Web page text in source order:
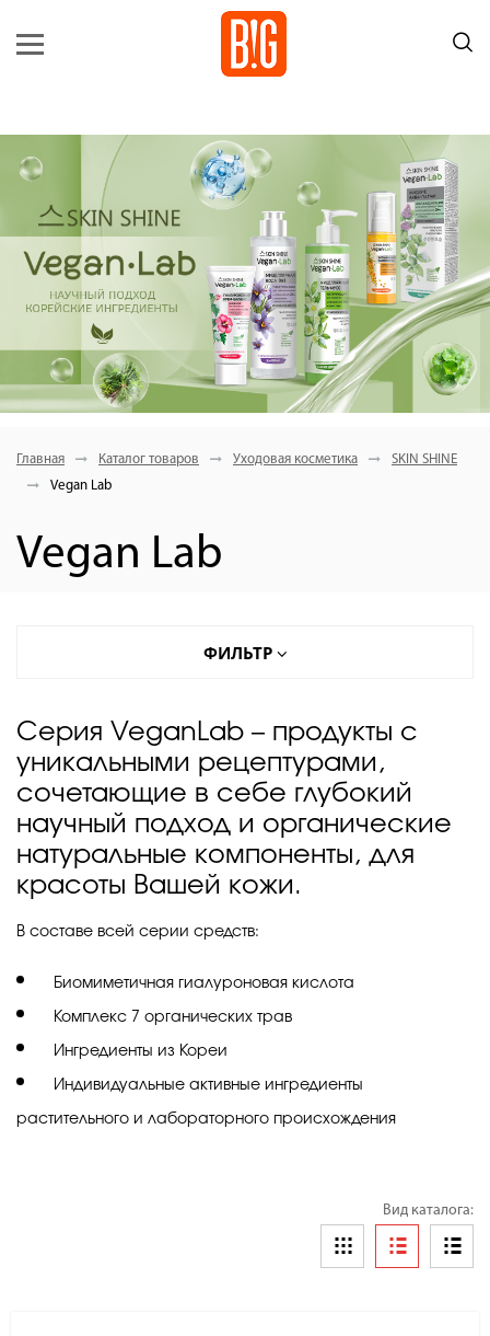
Главная Каталог товаров Уходовая косметика
SKIN SHINE
Vegan Lab
Vegan Lab
ФИЛЬТР
Серия VeganLab – продукты с
уникальными рецептурами,
сочетающие в себе глубокий
научный подход и органические
натуральные компоненты, для
красоты Вашей кожи.
В составе всей серии средств:
Биомиметичная гиалуроновая кислота
Комплекс 7 органических трав
Ингредиенты из Кореи
Индивидуальные активные ингредиенты
растительного и лабораторного происхождения
Вид каталога: